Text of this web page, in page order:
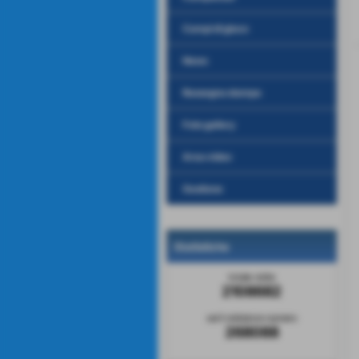
Campi di gioco
News
Rassegna stampa
Foto gallery
Area video
Gestione
Statistiche
totale visite
2108682
268088